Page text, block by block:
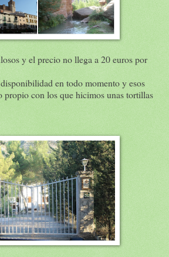
y el precio no llega a 20 euros por
en todo momento y esos
propio con los que hicimos unas tortillas